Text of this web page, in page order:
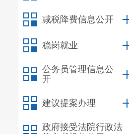
减税降费信息公开
稳岗就业
公务员管理信息公
开
建议提案办理
政府接受法院行政法